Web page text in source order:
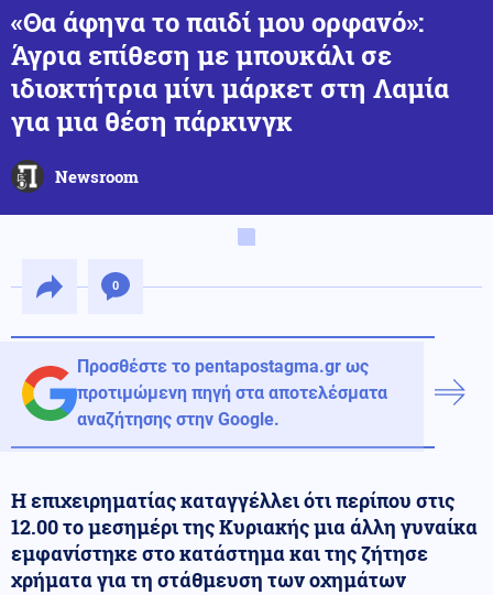
«Θα άφηνα το παιδί μου ορφανό»:
Άγρια επίθεση με μπουκάλι σε
ιδιοκτήτρια μίνι μάρκετ στη Λαμία
για μια θέση πάρκινγκ
Newsroom
0
Προσθέστε το pentapostagma.gr ως
προτιμώμενη πηγή στα αποτελέσματα
αναζήτησης στην Google.
Η επιχειρηματίας καταγγέλλει ότι περίπου στις
12.00 το μεσημέρι της Κυριακής μια άλλη γυναίκα
εμφανίστηκε στο κατάστημα και της ζήτησε
χρήματα για τη στάθμευση των οχημάτων